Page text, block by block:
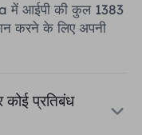
में आईपी की कुल 1383
करने के लिए अपनी
प्रतिबंध